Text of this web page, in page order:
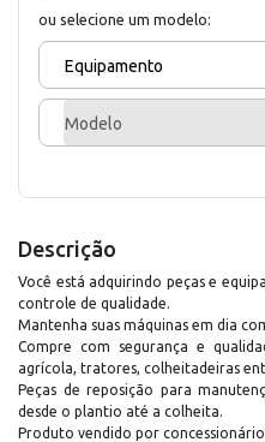
ou selecione um modelo:
Equipamento
Modelo
Descrição
Você está adquirindo peças e
controle de qualidade.
Mantenha suas máquinas em dia
Compre com segurança e
agrícola, tratores, colheitadeiras
Peças de reposição para
desde o plantio até a colheita.
Produto vendido por